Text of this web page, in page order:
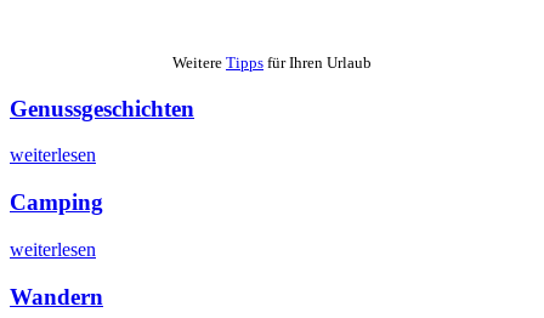
Weitere Tipps für Ihren Urlaub
Genussgeschichten
weiterlesen
Camping
weiterlesen
Wandern